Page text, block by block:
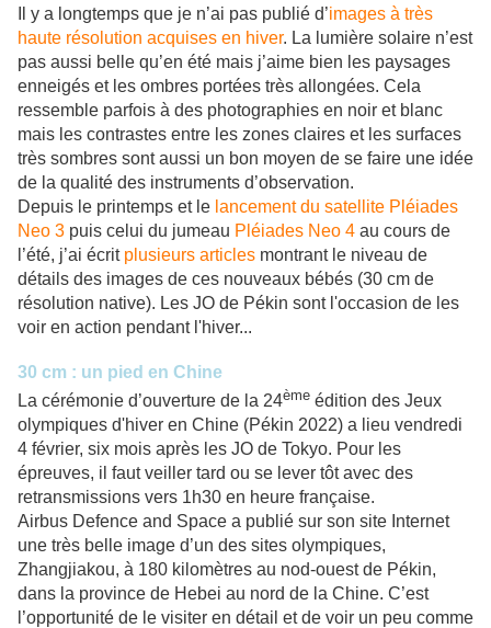
Il y a longtemps que je n’ai pas publié d’images à très
haute résolution acquises en hiver. La lumière solaire n’est
pas aussi belle qu’en été mais j’aime bien les paysages
enneigés et les ombres portées très allongées. Cela
ressemble parfois à des photographies en noir et blanc
mais les contrastes entre les zones claires et les surfaces
très sombres sont aussi un bon moyen de se faire une idée
de la qualité des instruments d’observation.
Depuis le printemps et le lancement du satellite Pléiades
Neo 3 puis celui du jumeau Pléiades Neo 4 au cours de
l’été, j’ai écrit plusieurs articles montrant le niveau de
détails des images de ces nouveaux bébés (30 cm de
résolution native). Les JO de Pékin sont l'occasion de les
voir en action pendant l'hiver...
30 cm : un pied en Chine
La cérémonie d’ouverture de la 24ème édition des Jeux
olympiques d'hiver en Chine (Pékin 2022) a lieu vendredi
4 février, six mois après les JO de Tokyo. Pour les
épreuves, il faut veiller tard ou se lever tôt avec des
retransmissions vers 1h30 en heure française.
Airbus Defence and Space a publié sur son site Internet
une très belle image d’un des sites olympiques,
Zhangjiakou, à 180 kilomètres au nod-ouest de Pékin,
dans la province de Hebei au nord de la Chine. C’est
l’opportunité de le visiter en détail et de voir un peu comme